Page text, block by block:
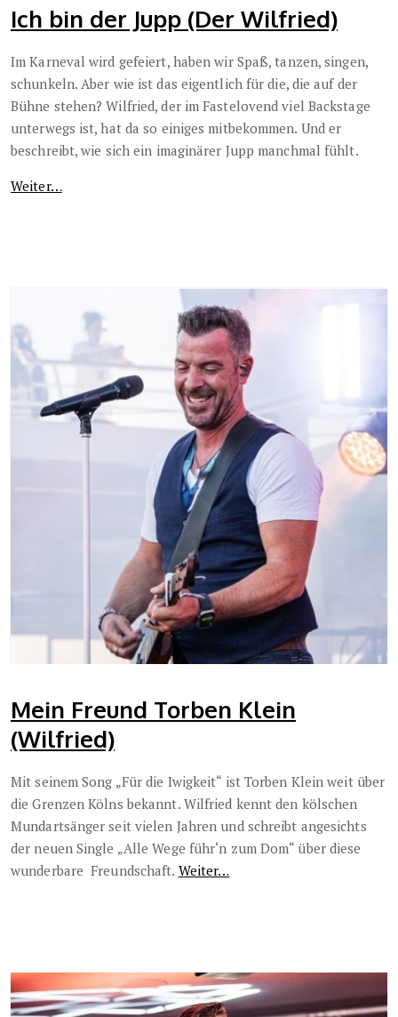
Ich bin der Jupp (Der Wilfried)
Im Karneval wird gefeiert, haben wir Spaß, tanzen, singen,
schunkeln. Aber wie ist das eigentlich für die, die auf der
Bühne stehen? Wilfried, der im Fastelovend viel Backstage
unterwegs ist, hat da so einiges mitbekommen. Und er
beschreibt, wie sich ein imaginärer Jupp manchmal fühlt.
Weiter…
Mein Freund Torben Klein
(Wilfried)
Mit seinem Song „Für die Iwigkeit“ ist Torben Klein weit über
die Grenzen Kölns bekannt. Wilfried kennt den kölschen
Mundartsänger seit vielen Jahren und schreibt angesichts
der neuen Single „Alle Wege führ‘n zum Dom“ über diese
wunderbare Freundschaft. Weiter…